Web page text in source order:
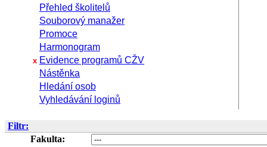
Přehled školitelů
Souborový manažer
Promoce
Harmonogram
x Evidence programů CŽV
Nástěnka
Hledání osob
Vyhledávání loginů
Filtr:
Fakulta: